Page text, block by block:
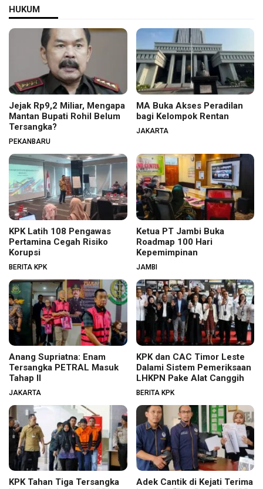
HUKUM
Jejak Rp9,2 Miliar, Mengapa
Mantan Bupati Rohil Belum
Tersangka?
PEKANBARU
MA Buka Akses Peradilan
bagi Kelompok Rentan
JAKARTA
KPK Latih 108 Pengawas
Pertamina Cegah Risiko
Korupsi
BERITA KPK
Ketua PT Jambi Buka
Roadmap 100 Hari
Kepemimpinan
JAMBI
Anang Supriatna: Enam
Tersangka PETRAL Masuk
Tahap II
JAKARTA
KPK dan CAC Timor Leste
Dalami Sistem Pemeriksaan
LHKPN Pake Alat Canggih
BERITA KPK
KPK Tahan Tiga Tersangka
Adek Cantik di Kejati Terima